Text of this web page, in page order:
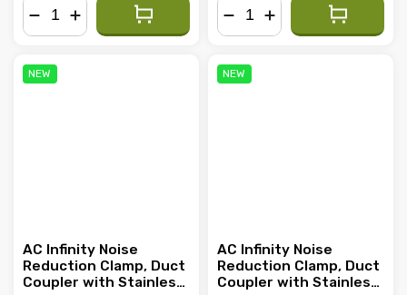
NEW
AC Infinity Noise
Reduction Clamp, Duct
Coupler with Stainless
NEW
AC Infinity Noise
Reduction Clamp, Duct
Coupler with Stainless